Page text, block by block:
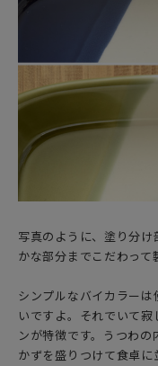
写真のように、塗り分
かな部分までこだわって
シンプルなバイカラー
いですよ。それでいて
ンが特徴です。うつわ
かずを盛りつけて食卓に